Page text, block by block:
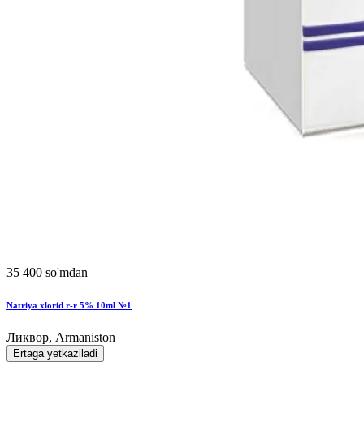
35 400 so'mdan
Natriya xlorid r-r 5% 10ml №1
Ликвор, Armaniston
Ertaga yetkaziladi